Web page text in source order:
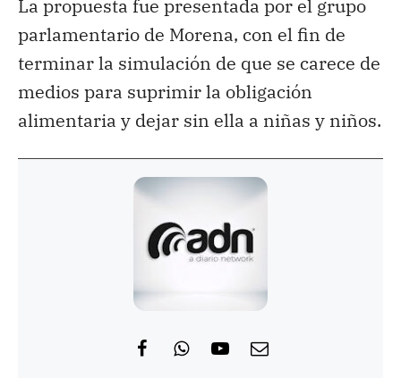
La propuesta fue presentada por el grupo
parlamentario de Morena, con el fin de
terminar la simulación de que se carece de
medios para suprimir la obligación
alimentaria y dejar sin ella a niñas y niños.